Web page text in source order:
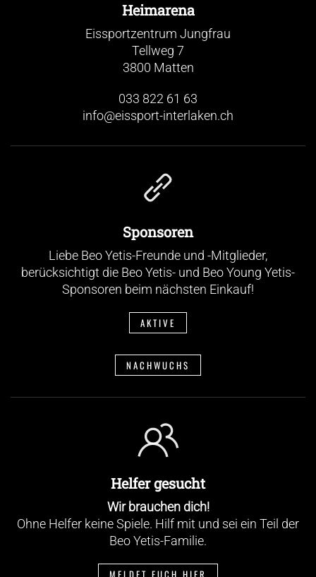
Heimarena
Eissportzentrum Jungfrau
Tellweg 7
3800 Matten
033 822 61 63
info@eissport-interlaken.ch
Sponsoren
Liebe Beo Yetis-Freunde und -Mitglieder,
berücksichtigt die Beo Yetis- und Beo Young Yetis-
Sponsoren beim nächsten Einkauf!
AKTIVE
NACHWUCHS
Helfer gesucht
Wir brauchen dich!
Ohne Helfer keine Spiele. Hilf mit und sei ein Teil der
Beo Yetis-Familie.
MELDET EUCH HIER